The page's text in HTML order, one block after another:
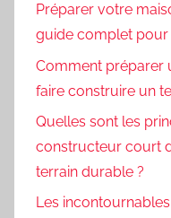
Préparer votre
guide complet
Comment préparer
faire construire un
Quelles sont les
constructeur court
terrain durable ?
Les